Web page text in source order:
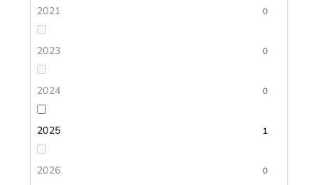
2021 0
2023 0
2024 0
2025 1
2026 0